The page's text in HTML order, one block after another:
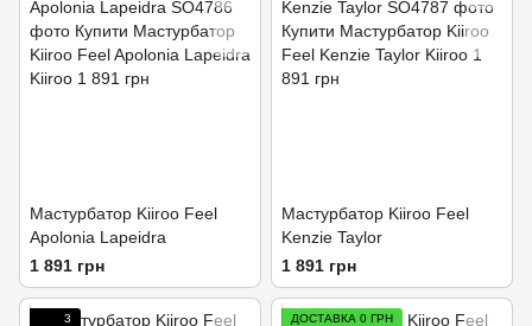
Мастурбатор Kiiroo Feel
Apolonia Lapeidra
1 891 грн
Мастурбатор Kiiroo Feel
Kenzie Taylor
1 891 грн
3
ДОСТАВКА 0 ГРН